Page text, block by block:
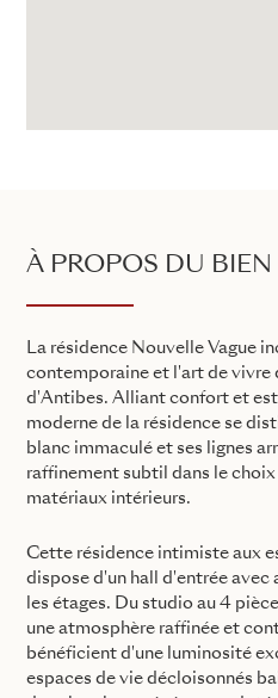
À PROPOS DU BIEN
La résidence Nouvelle Vague
contemporaine et l'art de vivre
d'Antibes. Alliant confort et
moderne de la résidence se
blanc immaculé et ses lignes
raffinement subtil dans le
matériaux intérieurs.
Cette résidence intimiste aux
dispose d'un hall d'entrée avec
les étages. Du studio au 4
une atmosphère raffinée et
bénéficient d'une luminosité
espaces de vie décloisonnés